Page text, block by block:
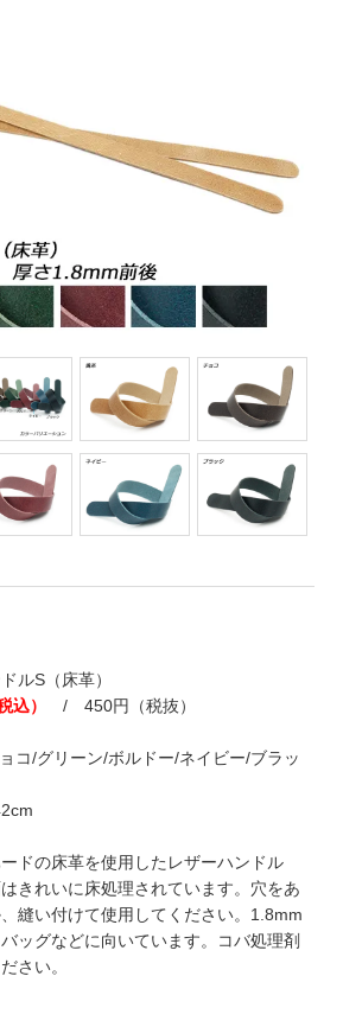
ルS（床革）
込）
/ 450円（税抜）
コ/グリーン/ボルドー/ネイビー/ブラッ
ドの床革を使用したレザーハンドル
はきれいに床処理されています。穴をあ
縫い付けて使用してください。1.8mm
ッグなどに向いています。コバ処理剤
さい。